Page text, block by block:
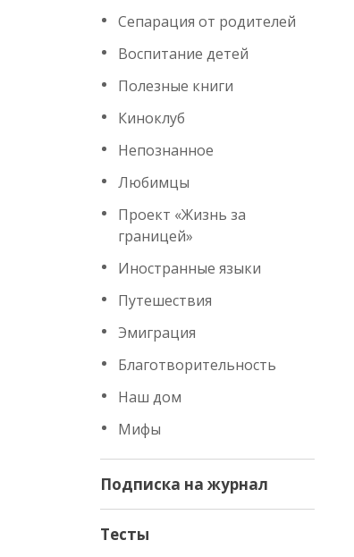
Сепарация от родителей
Воспитание детей
Полезные книги
Киноклуб
Непознанное
Любимцы
Проект «Жизнь за
границей»
Иностранные языки
Путешествия
Эмиграция
Благотворительность
Наш дом
Мифы
Подписка на журнал
Тесты